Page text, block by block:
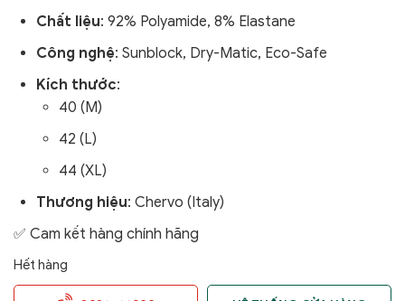
Chất liệu: 92% Polyamide, 8% Elastane
Công nghệ: Sunblock, Dry-Matic, Eco-Safe
Kích thước:
40 (M)
42 (L)
44 (XL)
Thương hiệu: Chervo (Italy)
✅ Cam kết hàng chính hãng
Hết hàng